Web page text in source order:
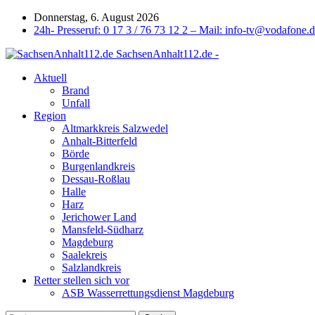
Donnerstag, 6. August 2026
24h- Presseruf: 0 17 3 / 76 73 12 2 – Mail: info-
SachsenAnhalt112.de -
Aktuell
Brand
Unfall
Region
Altmarkkreis Salzwedel
Anhalt-Bitterfeld
Börde
Burgenlandkreis
Dessau-Roßlau
Halle
Harz
Jerichower Land
Mansfeld-Südharz
Magdeburg
Saalekreis
Salzlandkreis
Retter stellen sich vor
ASB Wasserrettungsdienst Magdeburg